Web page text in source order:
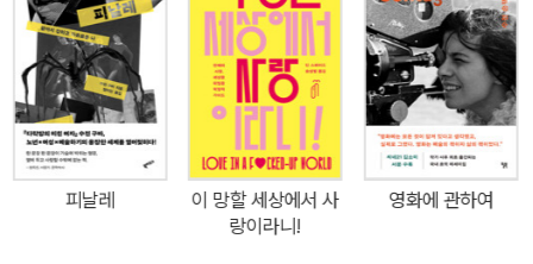
는데, 그것은 민족이든 이익이든 맹목을 강요하는 모든 것에 “적대
적”인 태도를 취한다는 뜻이었다. 사유한다는 말은 항상 비판적으로
생각한다는 뜻이고, 비판적으로 사유하는 것은 늘 적대적인 태도를
취하는 거예요. -179~180쪽 그렇기에 한나 아렌트의 궤적은 더더욱
학자로서의 지조를 방증하지만, 긴 맥락과 반어 등으로 긴장감을 띤
그의 텍스트들은 그 자체로, 그리고 인간 한나 아렌트에 관해서 많은
오해와 오독을 남겼다. 『한나 아렌트의 말』은 『수전 손택의 말』 『보르
피날레
이 망할 세상에서 사
랑이라니!
영화에 관하여